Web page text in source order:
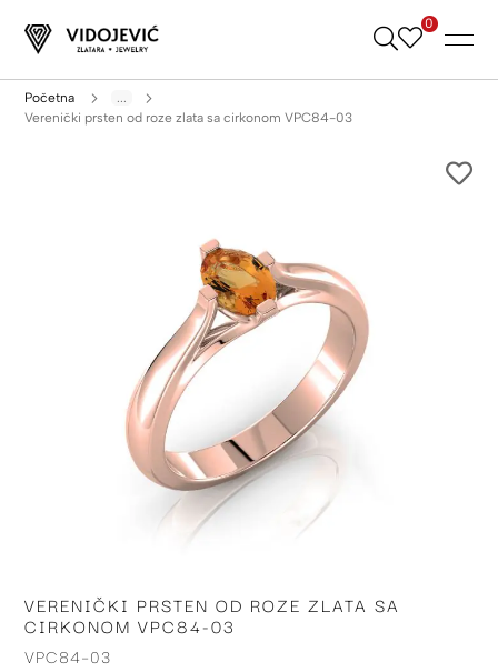
Skip
0
Početna
...
Verenički prsten od roze zlata sa cirkonom VPC84-03
Skip
to
the
VERENIČKI PRSTEN OD ROZE ZLATA SA
CIRKONOM VPC84-03
VPC84-03